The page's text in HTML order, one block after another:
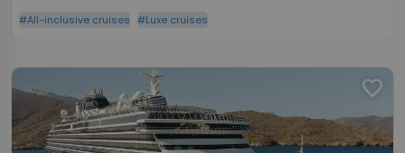
#All-inclusive cruises #Luxe cruises
favorite